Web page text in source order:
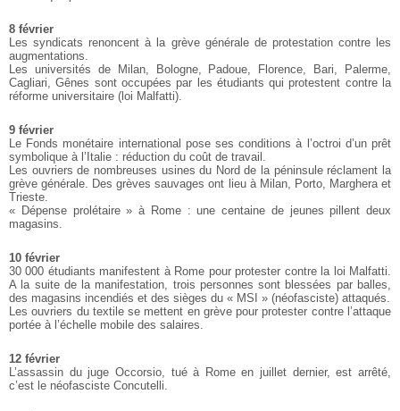
8 février
Les syndicats renoncent à la grève générale de protestation contre les
augmentations.
Les universités de Milan, Bologne, Padoue, Florence, Bari, Palerme,
Cagliari, Gênes sont occupées par les étudiants qui protestent contre la
réforme universitaire (loi Malfatti).
9 février
Le Fonds monétaire international pose ses conditions à l’octroi d’un prêt
symbolique à l’Italie : réduction du coût de travail.
Les ouvriers de nombreuses usines du Nord de la péninsule réclament la
grève générale. Des grèves sauvages ont lieu à Milan, Porto, Marghera et
Trieste.
« Dépense prolétaire » à Rome : une centaine de jeunes pillent deux
magasins.
10 février
30 000 étudiants manifestent à Rome pour protester contre la loi Malfatti.
A la suite de la manifestation, trois personnes sont blessées par balles,
des magasins incendiés et des sièges du « MSI » (néofasciste) attaqués.
Les ouvriers du textile se mettent en grève pour protester contre l’attaque
portée à l’échelle mobile des salaires.
12 février
L’assassin du juge Occorsio, tué à Rome en juillet dernier, est arrêté,
c’est le néofasciste Concutelli.